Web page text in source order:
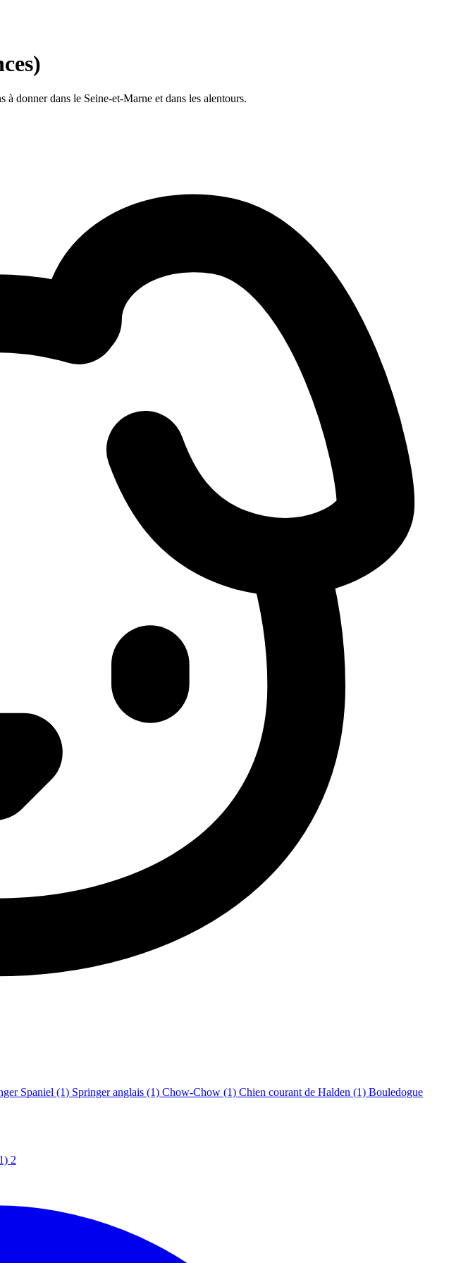
donner dans le Seine-et-Marne et dans les alentours.
Spaniel (1) Springer anglais (1) Chow-Chow (1) Chien courant de Halden (1) Bouledogue
2